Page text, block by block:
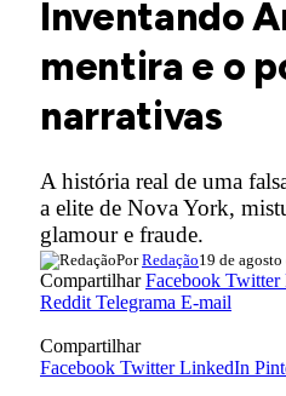
Inventando
mentira e o
narrativas
A história real de uma
a elite de Nova York,
glamour e fraude.
Por Redação19 de
CompartilharFacebook Twitter
Reddit Telegrama E-mail
Compartilhar
Facebook Twitter LinkedIn